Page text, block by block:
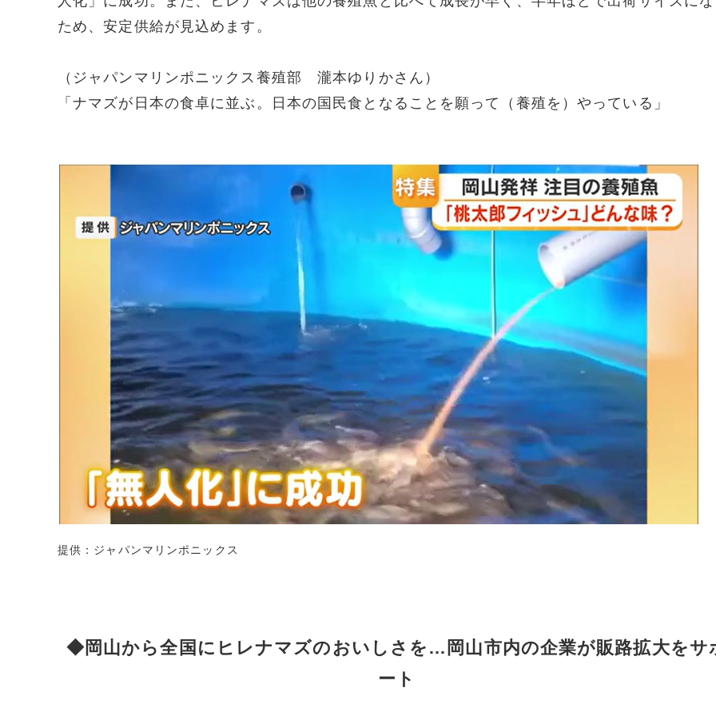
ため、安定供給が見込めます。
（ジャパンマリンポニックス養殖部 瀧本ゆりかさん）
「ナマズが日本の食卓に並ぶ。日本の国民食となることを願って（養殖を）やっている」
提供：ジャパンマリンポニックス
◆岡山から全国にヒレナマズのおいしさを…岡山市内の企業が販路拡大をサ
ート